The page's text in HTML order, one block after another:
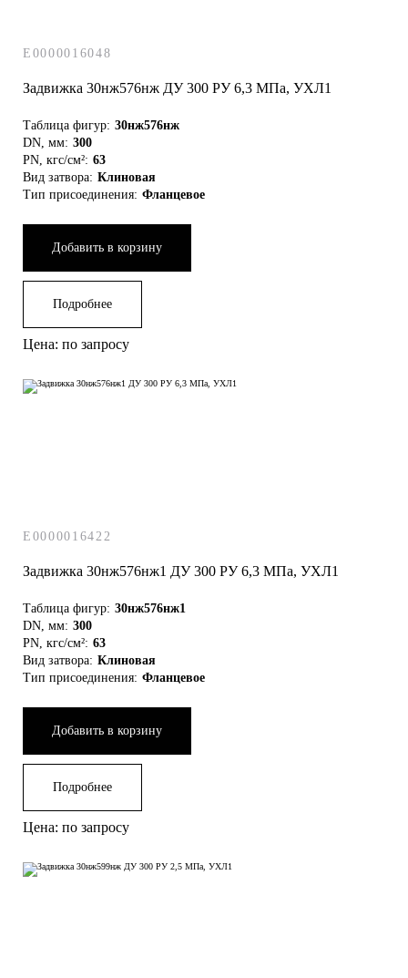
E0000016048
Задвижка 30нж576нж ДУ 300 РУ 6,3 МПа, УХЛ1
Таблица фигур: 30нж576нж
DN, мм: 300
PN, кгс/см²: 63
Вид затвора: Клиновая
Тип присоединения: Фланцевое
Добавить в корзину
Подробнее
Цена: по запросу
E0000016422
Задвижка 30нж576нж1 ДУ 300 РУ 6,3 МПа, УХЛ1
Таблица фигур: 30нж576нж1
DN, мм: 300
PN, кгс/см²: 63
Вид затвора: Клиновая
Тип присоединения: Фланцевое
Добавить в корзину
Подробнее
Цена: по запросу